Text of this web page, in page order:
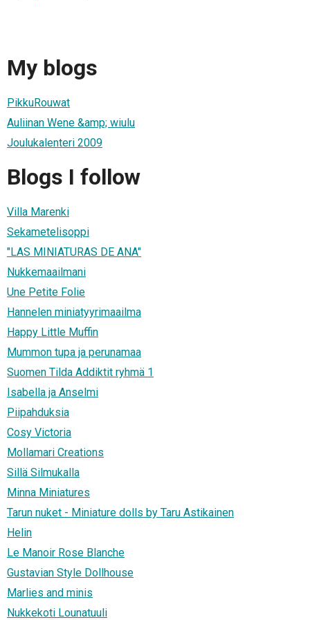
My blogs
PikkuRouwat
Auliinan Wene &amp; wiulu
Joulukalenteri 2009
Blogs I follow
Villa Marenki
Sekametelisoppi
"LAS MINIATURAS DE ANA"
Nukkemaailmani
Une Petite Folie
Hannelen miniatyyrimaailma
Happy Little Muffin
Mummon tupa ja perunamaa
Suomen Tilda Addiktit ryhmä 1
Isabella ja Anselmi
Piipahduksia
Cosy Victoria
Mollamari Creations
Sillä Silmukalla
Minna Miniatures
Tarun nuket - Miniature dolls by Taru Astikainen
Helin
Le Manoir Rose Blanche
Gustavian Style Dollhouse
Marlies and minis
Nukkekoti Lounatuuli